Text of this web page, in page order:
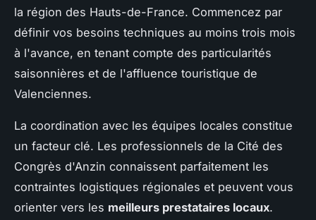
la région des Hauts-de-France. Commencez par
définir vos besoins techniques au moins trois mois
à l'avance, en tenant compte des particularités
saisonnières et de l'affluence touristique de
Valenciennes.
La coordination avec les équipes locales constitue
un facteur clé. Les professionnels de la Cité des
Congrès d'Anzin connaissent parfaitement les
contraintes logistiques régionales et peuvent vous
orienter vers les meilleurs prestataires locaux.